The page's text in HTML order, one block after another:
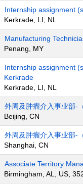
Internship assignment
Kerkrade, LI, NL
Manufacturing
Penang, MY
Internship assignment
Kerkrade
Kerkrade, LI, NL
外周及肿瘤介入事业部-
Beijing, CN
外周及肿瘤介入事业部-
Shanghai, CN
Associate Territory
Birmingham, AL, US,